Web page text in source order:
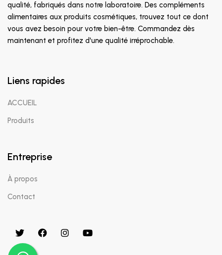
qualité, fabriqués dans notre laboratoire. Des compléments
alimentaires aux produits cosmétiques, trouvez tout ce dont
vous avez besoin pour votre bien-être. Commandez dès
maintenant et profitez d'une qualité irréprochable.
Liens rapides
ACCUEIL
Produits
Entreprise
À propos
Contact